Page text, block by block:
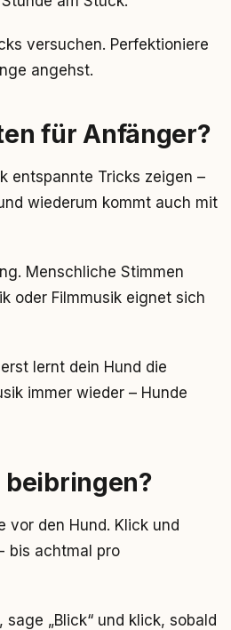
versuchen. Perfektioniere
angehst.
für Anfänger?
entspannte Tricks zeigen –
wiederum kommt auch mit
Menschliche Stimmen
oder Filmmusik eignet sich
lernt dein Hund die
immer wieder – Hunde
beibringen?
vor den Hund. Klick und
bis achtmal pro
sage „Blick“ und klick, sobald